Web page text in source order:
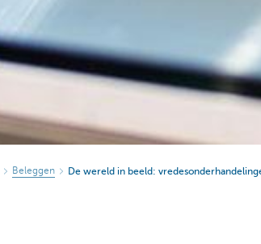
Beleggen De wereld in beeld: